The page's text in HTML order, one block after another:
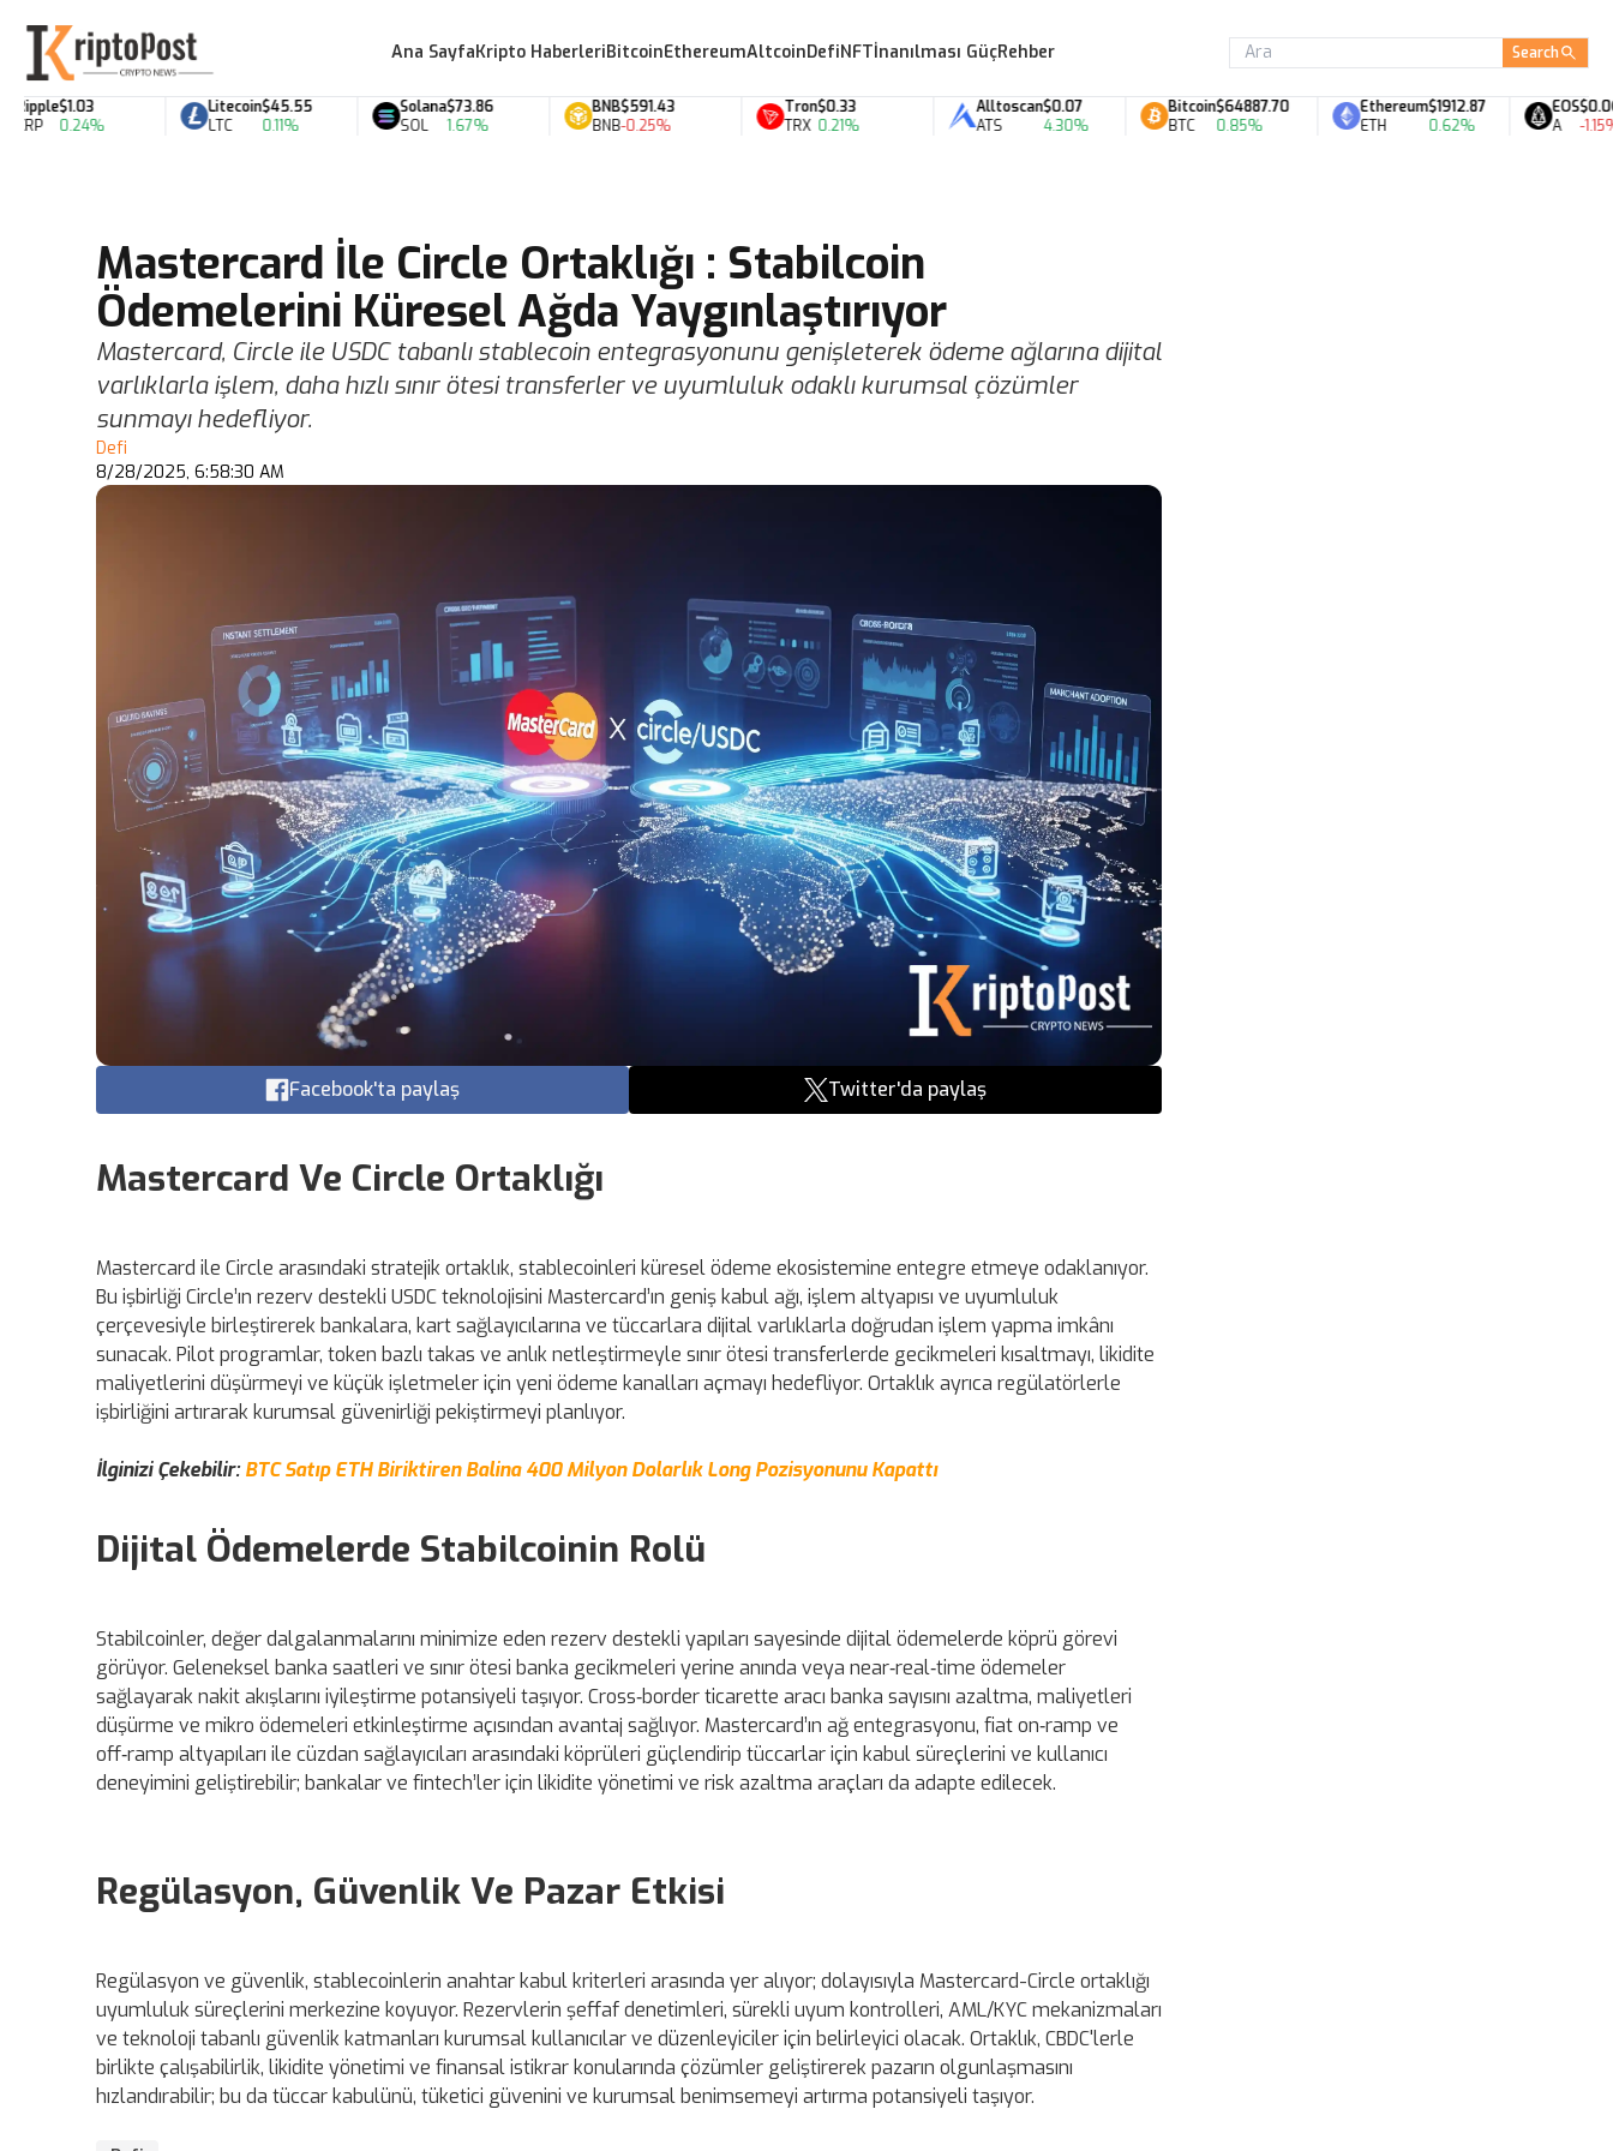
Ana SayfaKripto HaberleriBitcoinEthereumAltcoinDefiNFTİnanılması GüçRehber Search
$1.03
0.24%
Litecoin
LTC
$45.55
0.11%
Solana
SOL
$73.86
1.67%
BNB
BNB
$591.43
-0.25%
Tron
TRX
$0.33
0.21%
Alltoscan
ATS
$0.07
4.30%
Bitcoin
BTC
$64887.70
0.85%
Ethereum
ETH
$1912.87
0.62%
EOS
A
$0.06
-1.15%
Mastercard İle Circle Ortaklığı : Stabilcoin
Ödemelerini Küresel Ağda Yaygınlaştırıyor
Mastercard, Circle ile USDC tabanlı stablecoin entegrasyonunu genişleterek ödeme ağlarına dijital
varlıklarla işlem, daha hızlı sınır ötesi transferler ve uyumluluk odaklı kurumsal çözümler
sunmayı hedefliyor.
Defi
8/28/2025, 6:58:30 AM
Facebook'ta paylaş Twitter'da paylaş
Mastercard Ve Circle Ortaklığı
Mastercard ile Circle arasındaki stratejik ortaklık, stablecoinleri küresel ödeme ekosistemine entegre etmeye odaklanıyor.
Bu işbirliği Circle’ın rezerv destekli USDC teknolojisini Mastercard’ın geniş kabul ağı, işlem altyapısı ve uyumluluk
çerçevesiyle birleştirerek bankalara, kart sağlayıcılarına ve tüccarlara dijital varlıklarla doğrudan işlem yapma imkânı
sunacak. Pilot programlar, token bazlı takas ve anlık netleştirmeyle sınır ötesi transferlerde gecikmeleri kısaltmayı, likidite
maliyetlerini düşürmeyi ve küçük işletmeler için yeni ödeme kanalları açmayı hedefliyor. Ortaklık ayrıca regülatörlerle
işbirliğini artırarak kurumsal güvenirliği pekiştirmeyi planlıyor.
İlginizi Çekebilir:BTC Satıp ETH Biriktiren Balina 400 Milyon Dolarlık Long Pozisyonunu Kapattı
Dijital Ödemelerde Stabilcoinin Rolü
Stabilcoinler, değer dalgalanmalarını minimize eden rezerv destekli yapıları sayesinde dijital ödemelerde köprü görevi
görüyor. Geleneksel banka saatleri ve sınır ötesi banka gecikmeleri yerine anında veya near‑real‑time ödemeler
sağlayarak nakit akışlarını iyileştirme potansiyeli taşıyor. Cross‑border ticarette aracı banka sayısını azaltma, maliyetleri
düşürme ve mikro ödemeleri etkinleştirme açısından avantaj sağlıyor. Mastercard’ın ağ entegrasyonu, fiat on‑ramp ve
off‑ramp altyapıları ile cüzdan sağlayıcıları arasındaki köprüleri güçlendirip tüccarlar için kabul süreçlerini ve kullanıcı
deneyimini geliştirebilir; bankalar ve fintech’ler için likidite yönetimi ve risk azaltma araçları da adapte edilecek.
Regülasyon, Güvenlik Ve Pazar Etkisi
Regülasyon ve güvenlik, stablecoinlerin anahtar kabul kriterleri arasında yer alıyor; dolayısıyla Mastercard-Circle ortaklığı
uyumluluk süreçlerini merkezine koyuyor. Rezervlerin şeffaf denetimleri, sürekli uyum kontrolleri, AML/KYC mekanizmaları
ve teknoloji tabanlı güvenlik katmanları kurumsal kullanıcılar ve düzenleyiciler için belirleyici olacak. Ortaklık, CBDC'lerle
birlikte çalışabilirlik, likidite yönetimi ve finansal istikrar konularında çözümler geliştirerek pazarın olgunlaşmasını
hızlandırabilir; bu da tüccar kabulünü, tüketici güvenini ve kurumsal benimsemeyi artırma potansiyeli taşıyor.